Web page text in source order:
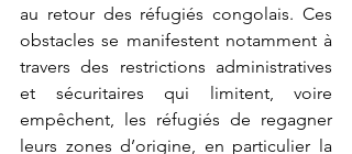
au retour des réfugiés congolais. Ces
obstacles se manifestent notamment à
travers des restrictions administratives
et sécuritaires qui limitent, voire
empêchent, les réfugiés de regagner
leurs zones d’origine, en particulier la